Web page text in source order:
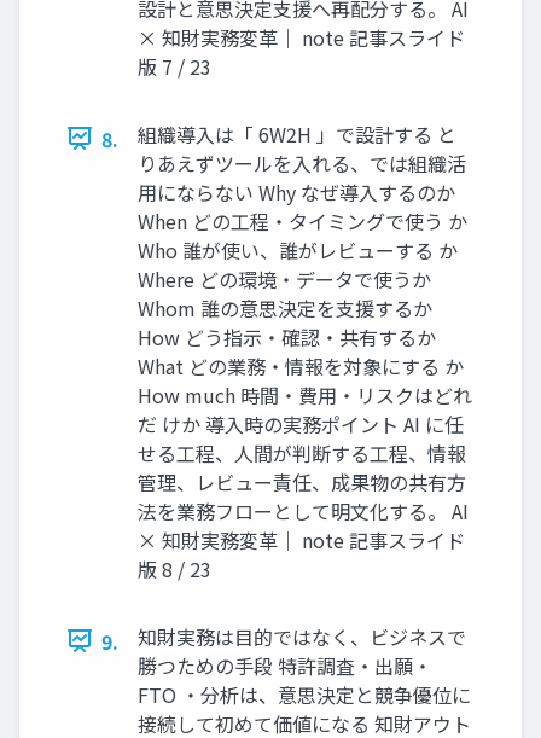
設計と意思決定支援へ再配分する。 AI
× 知財実務変革｜ note 記事スライド
版 7 / 23
8.
組織導入は「 6W2H 」で設計する と
りあえずツールを入れる、では組織活
用にならない Why なぜ導入するのか
When どの工程・タイミングで使う か
Who 誰が使い、誰がレビューする か
Where どの環境・データで使うか
Whom 誰の意思決定を支援するか
How どう指示・確認・共有するか
What どの業務・情報を対象にする か
How much 時間・費用・リスクはどれ
だ けか 導入時の実務ポイント AI に任
せる工程、人間が判断する工程、情報
管理、レビュー責任、成果物の共有方
法を業務フローとして明文化する。 AI
× 知財実務変革｜ note 記事スライド
版 8 / 23
9.
知財実務は目的ではなく、ビジネスで
勝つための手段 特許調査・出願・
FTO ・分析は、意思決定と競争優位に
接続して初めて価値になる 知財アウト